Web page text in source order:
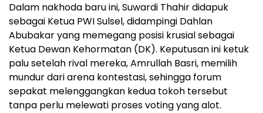
Dalam nakhoda baru ini, Suwardi Thahir didapuk
sebagai Ketua PWI Sulsel, didampingi Dahlan
Abubakar yang memegang posisi krusial sebagai
Ketua Dewan Kehormatan (DK). Keputusan ini ketuk
palu setelah rival mereka, Amrullah Basri, memilih
mundur dari arena kontestasi, sehingga forum
sepakat melenggangkan kedua tokoh tersebut
tanpa perlu melewati proses voting yang alot.